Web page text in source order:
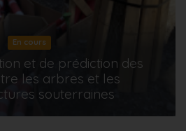
En cours
et de prédiction des
les arbres et les
souterraines